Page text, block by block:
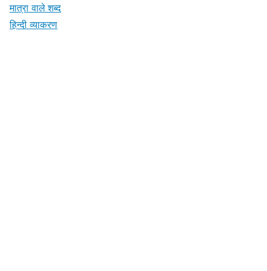
मात्रा वाले शब्द
हिन्दी व्याकरण